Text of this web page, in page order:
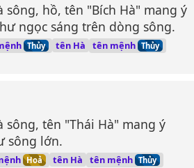
sông, hồ, tên "Bích Hà" mang ý
ngọc sáng trên dòng sông.
Thủy tên Hà tên mệnh Thủy
tên "Thái Hà" mang ý
sông lớn.
Hoả tên Hà tên mệnh Thủy